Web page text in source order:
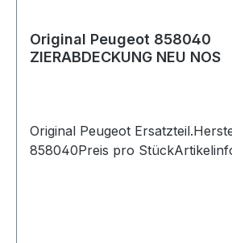
Original Peugeot 858040
ZIERABDECKUNG NEU NOS
Original Peugeot
858040Preis pro